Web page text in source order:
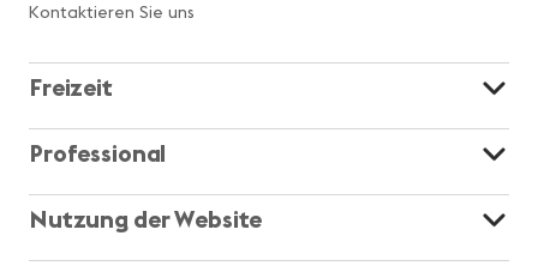
Kontaktieren Sie uns
Freizeit
Professional
Nutzung der Website